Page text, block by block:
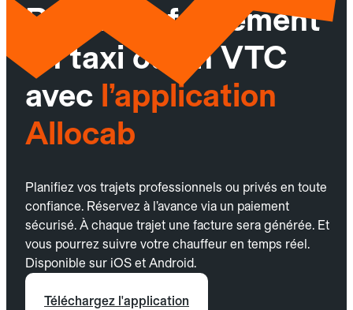
Réservez facilement
un taxi ou un VTC
avec l’application
Allocab
Planifiez vos trajets professionnels ou privés en toute
confiance. Réservez à l’avance via un paiement
sécurisé. À chaque trajet une facture sera générée. Et
vous pourrez suivre votre chauffeur en temps réel.
Disponible sur iOS et Android.
Téléchargez l'application